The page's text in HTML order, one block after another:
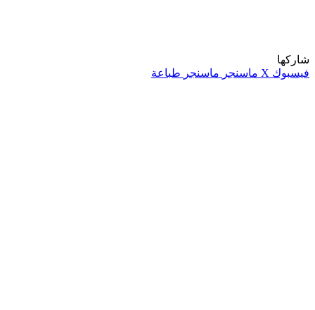
شاركها
فيسبوك ‫X ماسنجر ماسنجر طباعة